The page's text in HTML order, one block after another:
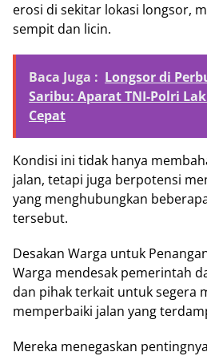
erosi di sekitar lokasi longsor,
sempit dan licin.
Baca Juga : Longsor di
Saribu: Aparat TNI-Polri
Cepat
Kondisi ini tidak hanya
jalan, tetapi juga berpotensi
yang menghubungkan
tersebut.
Desakan Warga untuk
Warga mendesak pemerintah
dan pihak terkait untuk segera
memperbaiki jalan yang
Mereka menegaskan